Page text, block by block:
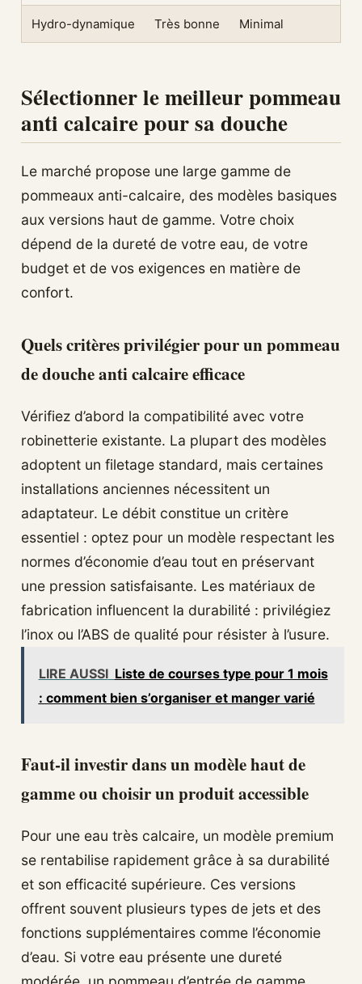
Hydro-dynamique Très bonne Minimal
Sélectionner le meilleur pommeau
anti calcaire pour sa douche
Le marché propose une large gamme de
pommeaux anti-calcaire, des modèles basiques
aux versions haut de gamme. Votre choix
dépend de la dureté de votre eau, de votre
budget et de vos exigences en matière de
confort.
Quels critères privilégier pour un pommeau
de douche anti calcaire efficace
Vérifiez d’abord la compatibilité avec votre
robinetterie existante. La plupart des modèles
adoptent un filetage standard, mais certaines
installations anciennes nécessitent un
adaptateur. Le débit constitue un critère
essentiel : optez pour un modèle respectant les
normes d’économie d’eau tout en préservant
une pression satisfaisante. Les matériaux de
fabrication influencent la durabilité : privilégiez
l’inox ou l’ABS de qualité pour résister à l’usure.
LIRE AUSSI Liste de courses type pour 1 mois
: comment bien s’organiser et manger varié
Faut-il investir dans un modèle haut de
gamme ou choisir un produit accessible
Pour une eau très calcaire, un modèle premium
se rentabilise rapidement grâce à sa durabilité
et son efficacité supérieure. Ces versions
offrent souvent plusieurs types de jets et des
fonctions supplémentaires comme l’économie
d’eau. Si votre eau présente une dureté